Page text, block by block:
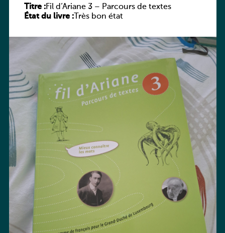
Titre :Fil d’Ariane 3 – Parcours de textes
État du livre :Très bon état